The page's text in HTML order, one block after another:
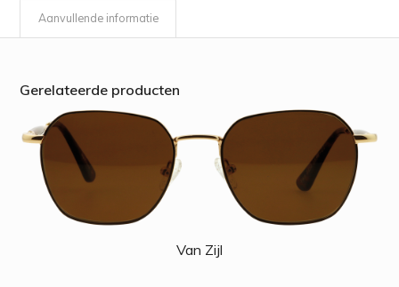
Aanvullende informatie
Gerelateerde producten
Van Zijl